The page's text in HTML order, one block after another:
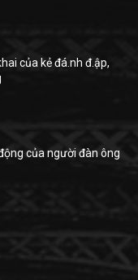
của kẻ đá.nh đ.ập,
của người đàn ông